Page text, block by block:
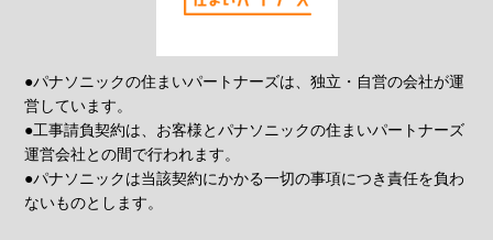
●パナソニックの住まいパートナーズは、独立・自営の会社が運
営しています。
●工事請負契約は、お客様とパナソニックの住まいパートナーズ
運営会社との間で行われます。
●パナソニックは当該契約にかかる一切の事項につき責任を負わ
ないものとします。